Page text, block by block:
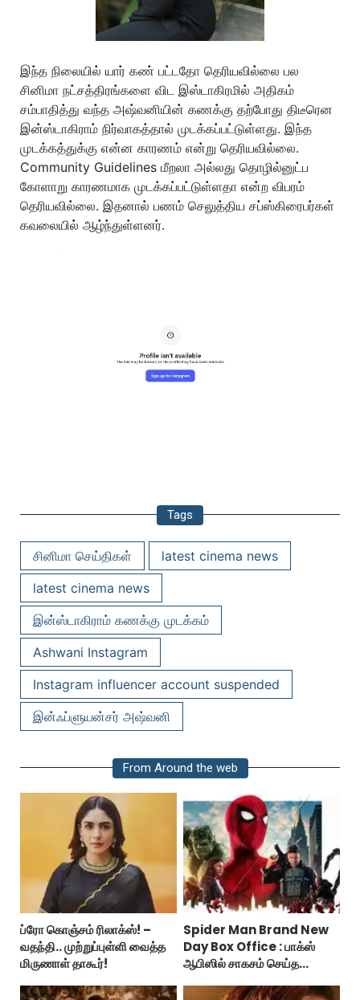
இந்த நிலையில் யார் கண் பட்டதோ தெரியவில்லை பல
சினிமா நட்சத்திரங்களை விட இஸ்டாகிரமில் அதிகம்
சம்பாதித்து வந்த அஷ்வனியின் கணக்கு தற்போது திடீரென
இன்ஸ்டாகிராம் நிர்வாகத்தால் முடக்கப்பட்டுள்ளது. இந்த
முடக்கத்துக்கு என்ன காரணம் என்று தெரியவில்லை.
Community Guidelines மீறலா அல்லது தொழில்னுட்ப
கோளாறு காரணமாக முடக்கப்பட்டுள்ளதா என்ற விபரம்
தெரியவில்லை. இதனால் பணம் செலுத்திய சப்ஸ்கிரைபர்கள்
கவலையில் ஆழ்ந்துள்ளனர்.
Tags
சினிமா செய்திகள்
latest cinema news
latest cinema news
இன்ஸ்டாகிராம் கணக்கு முடக்கம்
Ashwani Instagram
Instagram influencer account suspended
இன்ஃப்ளுயன்சர் அஷ்வனி
From Around the web
ப்ரோ கொஞ்சம் ரிலாக்ஸ்! –
வதந்தி.. முற்றுப்புள்ளி வைத்த
மிருணாள் தாகூர்!
Spider Man Brand New
Day Box Office : பாக்ஸ்
ஆபிஸில் சாகசம் செய்த